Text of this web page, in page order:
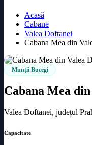
Acasă
Cabane
Valea Doftanei
Cabana Mea din
Munții Bucegi
Cabana Mea
Valea Doftanei, județul
Capacitate